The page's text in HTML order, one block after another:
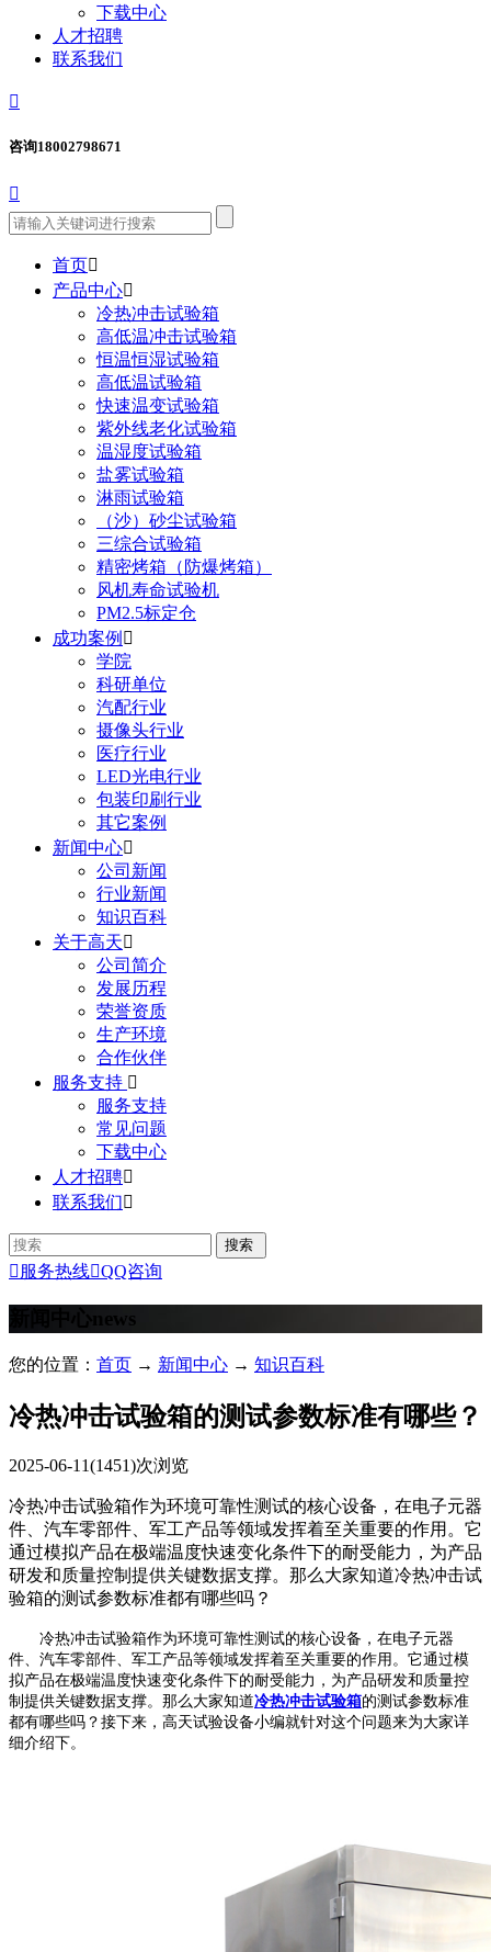
下载中心
人才招聘
联系我们

咨询18002798671

首页
产品中心
冷热冲击试验箱
高低温冲击试验箱
恒温恒湿试验箱
高低温试验箱
快速温变试验箱
紫外线老化试验箱
温湿度试验箱
盐雾试验箱
淋雨试验箱
（沙）砂尘试验箱
三综合试验箱
精密烤箱（防爆烤箱）
风机寿命试验机
PM2.5标定仓
成功案例 
学院
科研单位
汽配行业
摄像头行业
医疗行业
LED光电行业
包装印刷行业
其它案例
新闻中心
公司新闻
行业新闻
知识百科
关于高天
公司简介
发展历程
荣誉资质
生产环境
合作伙伴
服务支持 
服务支持
常见问题
下载中心
人才招聘
联系我们
 服务热线QQ咨询
news
您的位置： 首页 → 新闻中心 → 知识百科
冷热冲击试验箱的测试参数标准有哪些？
2025-06-11(1451)次浏览
冷热冲击试验箱作为环境可靠性测试的核心设备，在电子元器
件、汽车零部件、军工产品等领域发挥着至关重要的作用。它
通过模拟产品在极端温度快速变化条件下的耐受能力，为产品
研发和质量控制提供关键数据支撑。那么大家知道冷热冲击试
验箱的测试参数标准都有哪些吗？
冷热冲击试验箱作为环境可靠性测试的核心设备，在电子元器
件、汽车零部件、军工产品等领域发挥着至关重要的作用。它通过模
拟产品在极端温度快速变化条件下的耐受能力，为产品研发和质量控
制提供关键数据支撑。那么大家知道冷热冲击试验箱的测试参数标准
都有哪些吗？接下来，高天试验设备小编就针对这个问题来为大家详
细介绍下。